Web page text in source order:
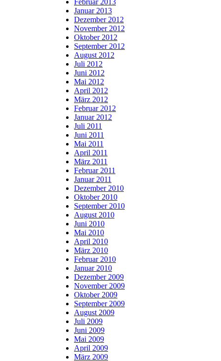
Februar 2013
Januar 2013
Dezember 2012
November 2012
Oktober 2012
September 2012
August 2012
Juli 2012
Juni 2012
Mai 2012
April 2012
März 2012
Februar 2012
Januar 2012
Juli 2011
Juni 2011
Mai 2011
April 2011
März 2011
Februar 2011
Januar 2011
Dezember 2010
Oktober 2010
September 2010
August 2010
Juni 2010
Mai 2010
April 2010
März 2010
Februar 2010
Januar 2010
Dezember 2009
November 2009
Oktober 2009
September 2009
August 2009
Juli 2009
Juni 2009
Mai 2009
April 2009
März 2009